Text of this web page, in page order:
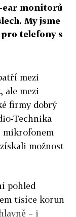
monitorů
My jsme
telefony s
mezi
ale mezi
firmy dobrý
Technika
mikrofonem
možnost
pohled
tisíce korun
– i